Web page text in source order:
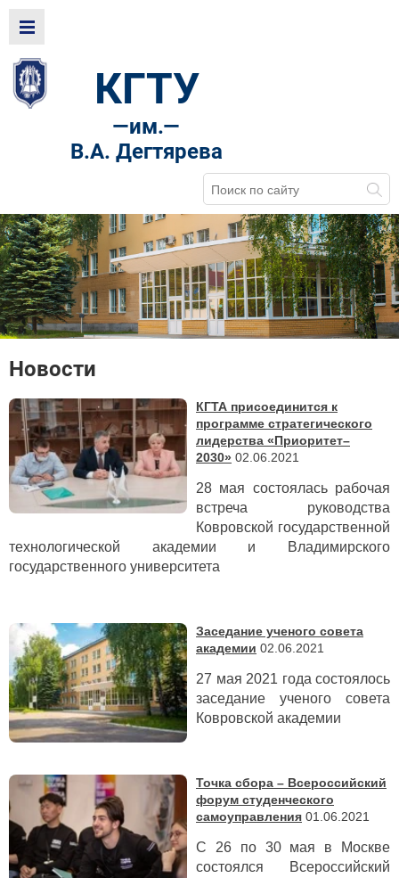
КГТУ
—им.—
В.А. Дегтярева
Новости
КГТА присоединится к
программе стратегического
лидерства «Приоритет–
2030» 02.06.2021
28 мая состоялась рабочая
встреча руководства
Ковровской государственной
технологической академии и Владимирского
государственного университета
Заседание ученого совета
академии 02.06.2021
27 мая 2021 года состоялось
заседание ученого совета
Ковровской академии
Точка сбора – Всероссийский
форум студенческого
самоуправления 01.06.2021
С 26 по 30 мая в Москве
состоялся Всероссийский